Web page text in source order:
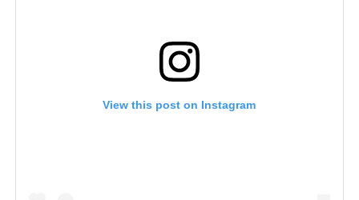
View this post on Instagram